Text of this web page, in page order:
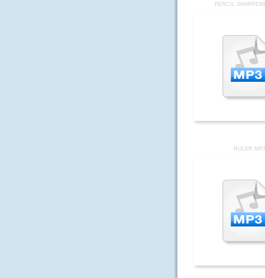
PENCIL
RULER.MP3